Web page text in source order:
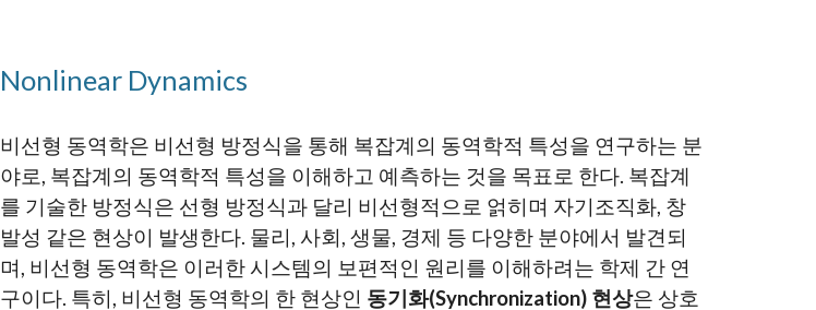
Nonlinear Dynamics
비선형 동역학은 비선형 방정식을 통해 복잡계의 동역학적 특성을 연구하는 분
야로, 복잡계의 동역학적 특성을 이해하고 예측하는 것을 목표로 한다. 복잡계
를 기술한 방정식은 선형 방정식과 달리 비선형적으로 얽히며 자기조직화, 창
발성 같은 현상이 발생한다. 물리, 사회, 생물, 경제 등 다양한 분야에서 발견되
며, 비선형 동역학은 이러한 시스템의 보편적인 원리를 이해하려는 학제 간 연
구이다. 특히, 비선형 동역학의 한 현상인 동기화(Synchronization) 현상은 상호